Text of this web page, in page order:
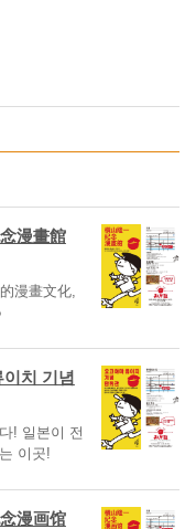
漫畫館
漫畫文化,
이치 기념
! 일본이 전
이곳!
漫画馆